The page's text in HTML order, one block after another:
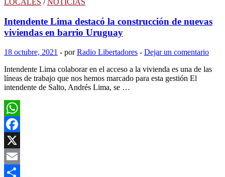
LOCALES /NOTICIAS
Intendente Lima destacó la construcción de nuevas
viviendas en barrio Uruguay
18 octubre, 2021 - porRadio Libertadores - Dejar un comentario
Intendente Lima colaborar en el acceso a la vivienda es una de las
líneas de trabajo que nos hemos marcado para esta gestión El
intendente de Salto, Andrés Lima, se …
WhatsApp
Facebook
X
Email